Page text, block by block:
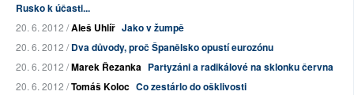
Rusko k účasti...
20. 6. 2012 /Aleš Uhlíř Jako v žumpě
20. 6. 2012 /Dva důvody, proč Španělsko opustí eurozónu
20. 6. 2012 /Marek Řezanka Partyzáni a radikálové na sklonku června
20. 6. 2012 /Tomáš Koloc Co zestárlo do ošklivosti